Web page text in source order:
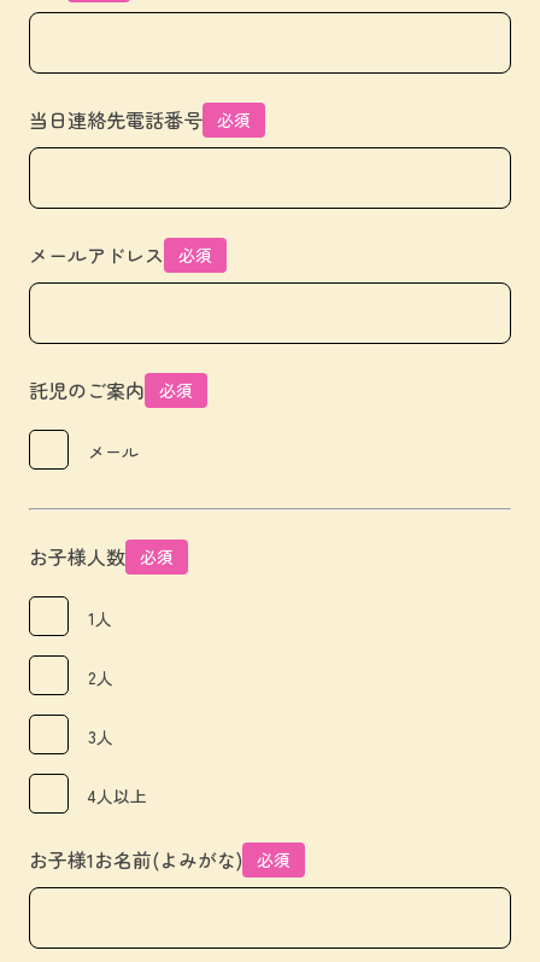
当日連絡先電話番号 必須
メールアドレス 必須
託児のご案内 必須
メール
お子様人数 必須
1人
2人
3人
4人以上
お子様1お名前(よみがな) 必須